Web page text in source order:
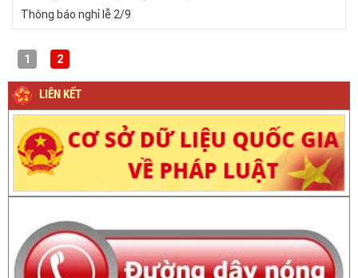
Thông báo nghỉ lễ 2/9
1 2
LIÊN KẾT